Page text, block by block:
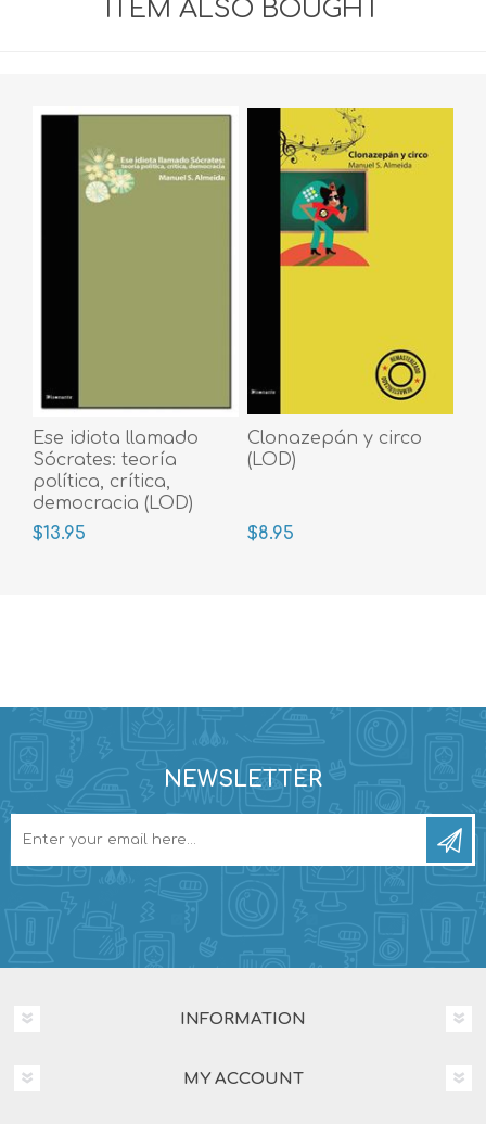
ITEM ALSO BOUGHT
Ese idiota llamado
Sócrates: teoría
política, crítica,
democracia (LOD)
$13.95
Clonazepán y circo
(LOD)
$8.95
NEWSLETTER
INFORMATION
MY ACCOUNT